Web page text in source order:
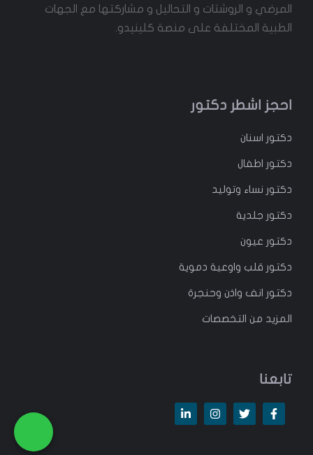
المرضي و الروشتات و التحاليل و مشاركتها مع الجهات
الطبية المختلفة على منصة كلينيدو.
احجز اشطر دكتور
دكتور اسنان
دكتور اطفال
دكتور نساء وتوليد
دكتور جلدية
دكتور عيون
دكتور قلب واوعية دموية
دكتور انف واذن وحنجرة
المزيد من التخصصات
تابعنا